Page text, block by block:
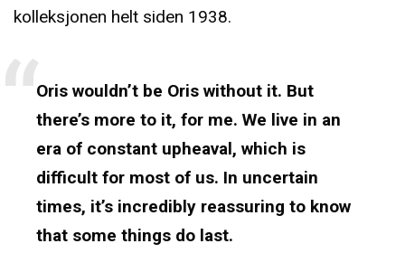
kolleksjonen helt siden 1938.
Oris wouldn’t be Oris without it. But
there’s more to it, for me. We live in an
era of constant upheaval, which is
difficult for most of us. In uncertain
times, it’s incredibly reassuring to know
that some things do last.